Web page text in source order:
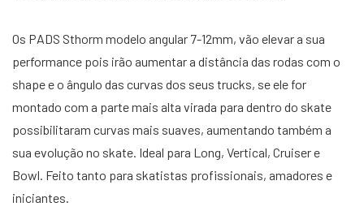
Os PADS Sthorm modelo angular 7-12mm, vão elevar a sua
performance pois irão aumentar a distância das rodas com o
shape e o ângulo das curvas dos seus trucks, se ele for
montado com a parte mais alta virada para dentro do skate
possibilitaram curvas mais suaves, aumentando também a
sua evolução no skate. Ideal para Long, Vertical, Cruiser e
Bowl. Feito tanto para skatistas profissionais, amadores e
iniciantes.